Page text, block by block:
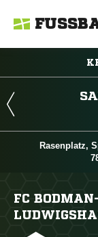
Rasenplatz,
FC